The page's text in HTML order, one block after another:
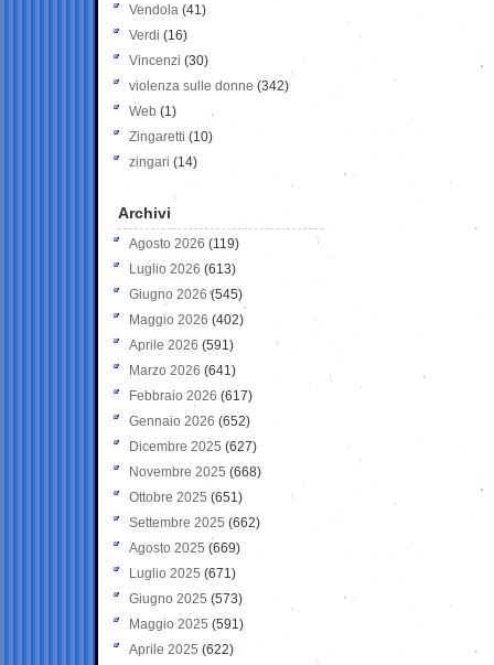
Vendola (41)
Verdi (16)
Vincenzi (30)
violenza sulle donne (342)
Web (1)
Zingaretti (10)
zingari (14)
Archivi
Agosto 2026 (119)
Luglio 2026 (613)
Giugno 2026 (545)
Maggio 2026 (402)
Aprile 2026 (591)
Marzo 2026 (641)
Febbraio 2026 (617)
Gennaio 2026 (652)
Dicembre 2025 (627)
Novembre 2025 (668)
Ottobre 2025 (651)
Settembre 2025 (662)
Agosto 2025 (669)
Luglio 2025 (671)
Giugno 2025 (573)
Maggio 2025 (591)
Aprile 2025 (622)